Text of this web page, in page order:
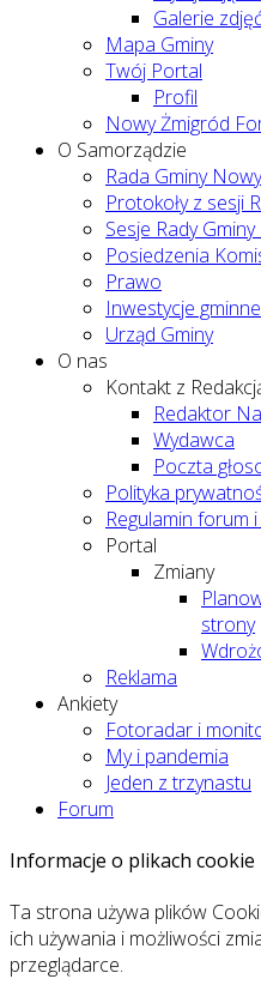
Galerie zdjęć
Mapa Gminy
Twój Portal
Profil
Nowy Żmigród
O Samorządzie
Rada Gminy
Protokoły z sesji
Sesje Rady
Posiedzenia
Prawo
Inwestycje gminne
Urząd Gminy
O nas
Kontakt z
Redaktor
Wydawca
Poczta
Polityka
Regulamin forum
Portal
Zmiany
strony
Reklama
Ankiety
Fotoradar i
My i pandemia
Jeden z trzynastu
Forum
Informacje o plikach cookie
Ta strona używa plików
ich używania i możliwości
przeglądarce.